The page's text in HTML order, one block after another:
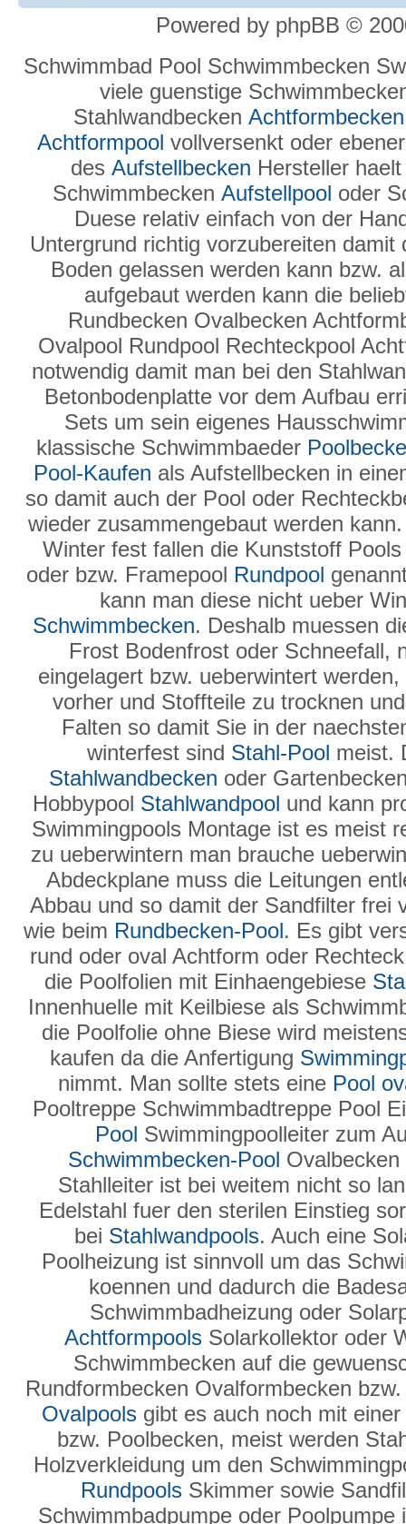
Powered by phpBB ©
Schwimmbad Pool Schwimmbecken
viele guenstige
Stahlwandbecken Achtformbecken
Achtformpool vollversenkt oder
des Aufstellbecken Hersteller
Schwimmbecken Aufstellpool oder
Duese relativ einfach von der
Untergrund richtig vorzubereiten damit
Boden gelassen werden kann bzw.
aufgebaut werden kann die
Rundbecken Ovalbecken
Ovalpool Rundpool Rechteckpool
notwendig damit man bei den
Betonbodenplatte vor dem Aufbau
Sets um sein eigenes
klassische Schwimmbaeder
Pool-Kaufen als Aufstellbecken in
so damit auch der Pool oder
wieder zusammengebaut werden
Winter fest fallen die Kunststoff
oder bzw. Framepool Rundpool
kann man diese nicht ueber
Schwimmbecken. Deshalb muessen
Frost Bodenfrost oder Schneefall,
eingelagert bzw. ueberwintert
vorher und Stoffteile zu trocknen
Falten so damit Sie in der
winterfest sind Stahl-Pool meist.
Stahlwandbecken oder
Hobbypool Stahlwandpool und kann
Swimmingpools Montage ist es meist
zu ueberwintern man brauche
Abdeckplane muss die Leitungen
Abbau und so damit der Sandfilter frei
wie beim Rundbecken-Pool. Es gibt
rund oder oval Achtform oder
die Poolfolien mit Einhaengebiese
Innenhuelle mit Keilbiese als
die Poolfolie ohne Biese wird
kaufen da die Anfertigung
nimmt. Man sollte stets eine Pool
Pooltreppe Schwimmbadtreppe Pool
Pool Swimmingpoolleiter zum
Schwimmbecken-Pool
Stahlleiter ist bei weitem nicht so
Edelstahl fuer den sterilen Einstieg
bei Stahlwandpools. Auch eine
Poolheizung ist sinnvoll um das
koennen und dadurch die
Schwimmbadheizung oder
AchtformpoolsSolarkollektor oder
Schwimmbecken auf die
Rundformbecken Ovalformbecken
Ovalpoolsgibt es auch noch mit einer
bzw. Poolbecken, meist werden
Holzverkleidung um den
RundpoolsSkimmer sowie
Schwimmbadpumpe oder